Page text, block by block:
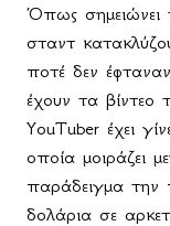
Όπως σημειώνει
σταντ
ποτέ δεν
έχουν τα
YouTuber έχει
οποία μοιράζει
παράδειγμα την
δολάρια σε